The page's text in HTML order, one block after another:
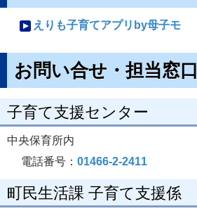
えりも子育てアプリby母子モ
お問い合せ・担当窓口
子育て支援センター
中央保育所内
電話番号： 01466-2-2411
町民生活課 子育て支援係